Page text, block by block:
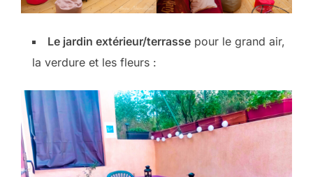
Le jardin extérieur/terrasse pour le grand air,
la verdure et les fleurs :